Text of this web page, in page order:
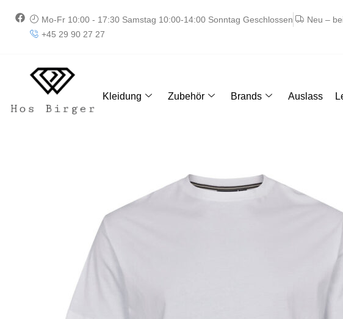
Inhalt
springen
F
a
Mo-Fr 10:00 - 17:30 Samstag 10:00-14:00 Sonntag Geschlossen
Neu –
+45 29 90 27 27
Kleidung Zubehör Brands Auslass